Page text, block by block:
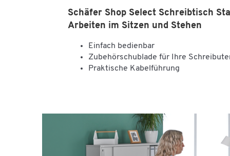
Schäfer Shop Select Schreibtisch
Arbeiten im Sitzen und Stehen
Einfach bedienbar
Zubehörschublade für Ihre
Praktische Kabelführung